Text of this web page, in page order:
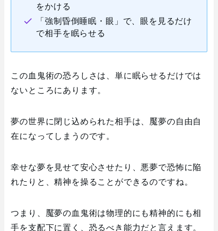
をかける
「強制昏倒睡眠・眼」で、眼を見るだけ
で相手を眠らせる
この血鬼術の恐ろしさは、単に眠らせるだけでは
ないところにあります。
夢の世界に閉じ込められた相手は、魘夢の自由自
在になってしまうのです。
幸せな夢を見せて安心させたり、悪夢で恐怖に陥
れたりと、精神を操ることができるのですね。
つまり、魘夢の血鬼術は物理的にも精神的にも相
手を支配下に置く、恐るべき能力だと言えます。